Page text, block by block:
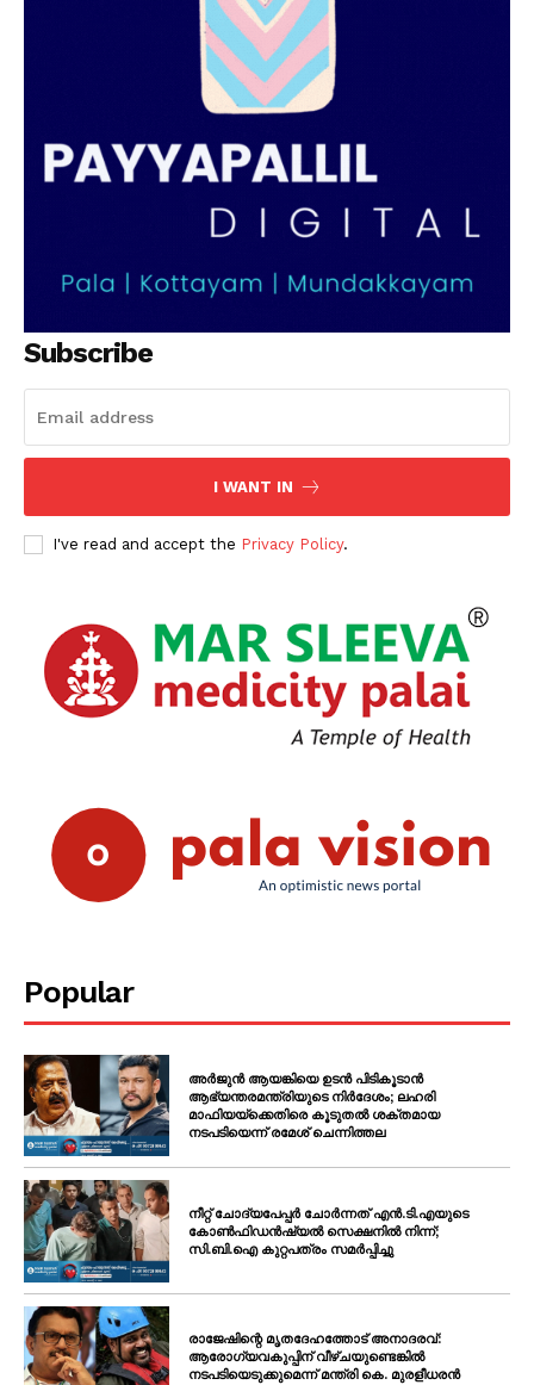
Subscribe
I WANT IN
I've read and accept the Privacy Policy.
Popular
അർജുൻ ആയങ്കിയെ ഉടൻ പിടികൂടാൻ
ആഭ്യന്തരമന്ത്രിയുടെ നിർദേശം; ലഹരി
മാഫിയയ്ക്കെതിരെ കൂടുതൽ ശക്തമായ
നടപടിയെന്ന് രമേശ് ചെന്നിത്തല
നീറ്റ് ചോദ്യപേപ്പർ ചോർന്നത് എൻ.ടി.എയുടെ
കോൺഫിഡൻഷ്യൽ സെക്ഷനിൽ നിന്ന്;
സി.ബി.ഐ കുറ്റപത്രം സമർപ്പിച്ചു
രാജേഷിന്റെ മൃതദേഹത്തോട് അനാദരവ്:
ആരോഗ്യവകുപ്പിന് വീഴ്ചയുണ്ടെങ്കിൽ
നടപടിയെടുക്കുമെന്ന് മന്ത്രി കെ. മുരളീധരൻ